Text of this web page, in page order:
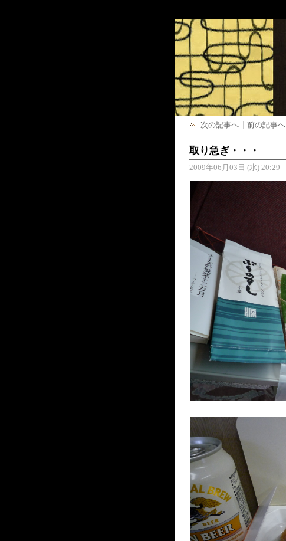
次の記事へ 前の記事へ
取り急ぎ・・・
2009年06月03日 (水) 20:29